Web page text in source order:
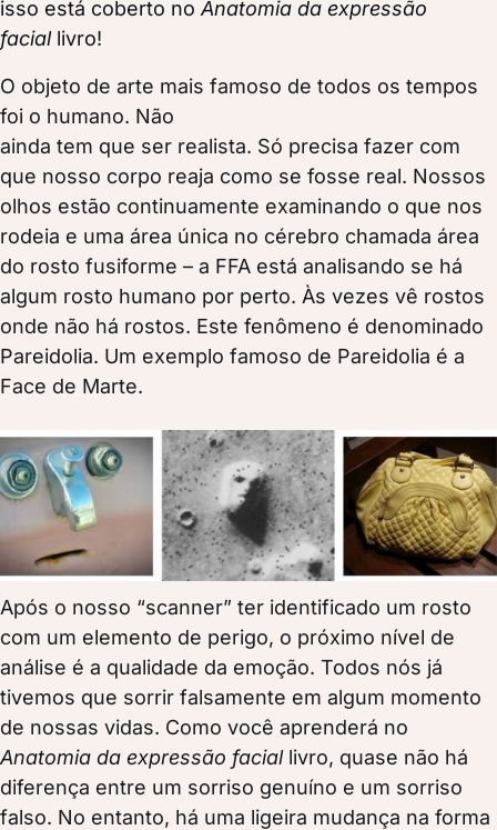
isso está coberto no Anatomia da expressão
faciallivro!
O objeto de arte mais famoso de todos os tempos
foi o humano. Não
ainda tem que ser realista. Só precisa fazer com
que nosso corpo reaja como se fosse real. Nossos
olhos estão continuamente examinando o que nos
rodeia e uma área única no cérebro chamada área
do rosto fusiforme – a FFA está analisando se há
algum rosto humano por perto. Às vezes vê rostos
onde não há rostos. Este fenômeno é denominado
Pareidolia. Um exemplo famoso de Pareidolia é a
Face de Marte.
Após o nosso “scanner” ter identificado um rosto
com um elemento de perigo, o próximo nível de
análise é a qualidade da emoção. Todos nós já
tivemos que sorrir falsamente em algum momento
de nossas vidas. Como você aprenderá no
Anatomia da expressão faciallivro, quase não há
diferença entre um sorriso genuíno e um sorriso
falso. No entanto, há uma ligeira mudança na forma